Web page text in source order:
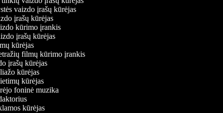
vaizdo įrašų kūrėjas
įrašų kūrėjas
kūrimo įrankis
įrašų kūrėjas
kūrėjas
filmų kūrimo įrankis
įrašų kūrėjas
kūrėjas
kūrėjas
foninė muzika
kūrėjas